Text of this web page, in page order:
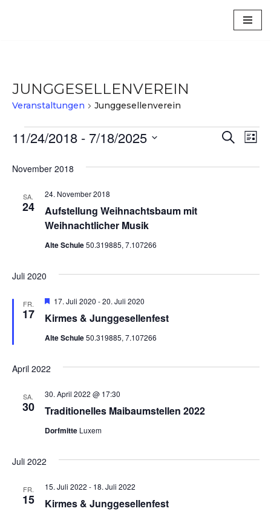
JUNGGESELLENVEREIN
Veranstaltungen Junggesellenverein
Suche
Liste
11/24/2018 - 7/18/2025
wählen.
November 2018
SA.
24
Aufstellung Weihnachtsbaum mit
Weihnachtlicher Musik
24. November 2018
Alte Schule50.319885, 7.107266
Juli 2020
FR.
17 Kirmes & Junggesellenfest
H
r
o
b
e
n
17. Juli 2020 -20. Juli 2020
Alte Schule50.319885, 7.107266
April 2022
SA.
30 Traditionelles Maibaumstellen 2022
30. April 2022 @ 17:30
Dorfmitte Luxem
Juli 2022
FR.
15 Kirmes & Junggesellenfest
15. Juli 2022 - 18. Juli 2022